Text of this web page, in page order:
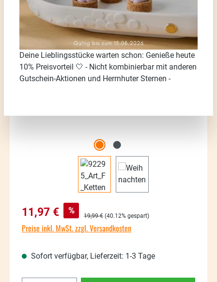
Bildergalerie überspringen
Verkaufspreis:
11,97 € % Regulärer Preis:
19,99 € (40.12% gespart)
Preise inkl. MwSt. zzgl. Versandkosten
Sofort verfügbar, Lieferzeit: 1-3 Tage
Deine Lieblingsstücke warten schon: Genieße heute
10% Preisvorteil 🤍 - Nicht kombinierbar mit anderen
Gutschein-Aktionen und Herrnhuter Sternen -